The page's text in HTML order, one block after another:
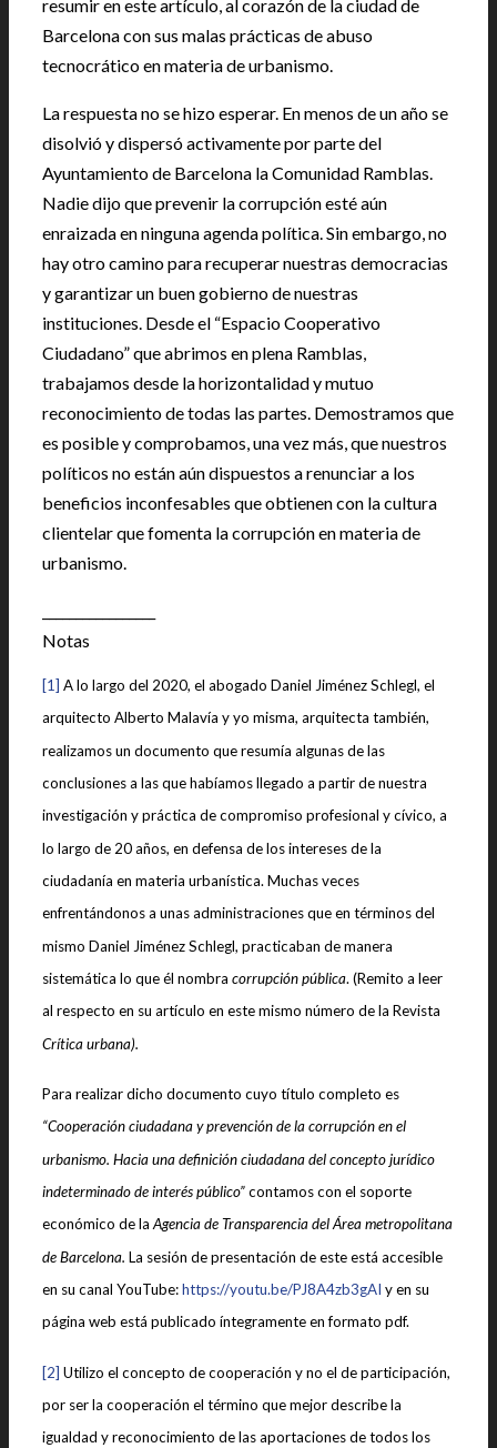
resumir en este artículo, al corazón de la ciudad de
Barcelona con sus malas prácticas de abuso
tecnocrático en materia de urbanismo.
La respuesta no se hizo esperar. En menos de un año se
disolvió y dispersó activamente por parte del
Ayuntamiento de Barcelona la Comunidad Ramblas.
Nadie dijo que prevenir la corrupción esté aún
enraizada en ninguna agenda política. Sin embargo, no
hay otro camino para recuperar nuestras democracias
y garantizar un buen gobierno de nuestras
instituciones. Desde el “Espacio Cooperativo
Ciudadano” que abrimos en plena Ramblas,
trabajamos desde la horizontalidad y mutuo
reconocimiento de todas las partes. Demostramos que
es posible y comprobamos, una vez más, que nuestros
políticos no están aún dispuestos a renunciar a los
beneficios inconfesables que obtienen con la cultura
clientelar que fomenta la corrupción en materia de
urbanismo.
Notas
[1] A lo largo del 2020, el abogado Daniel Jiménez Schlegl, el
arquitecto Alberto Malavía y yo misma, arquitecta también,
realizamos un documento que resumía algunas de las
conclusiones a las que habíamos llegado a partir de nuestra
investigación y práctica de compromiso profesional y cívico, a
lo largo de 20 años, en defensa de los intereses de la
ciudadanía en materia urbanística. Muchas veces
enfrentándonos a unas administraciones que en términos del
mismo Daniel Jiménez Schlegl, practicaban de manera
sistemática lo que él nombra corrupción pública. (Remito a leer
al respecto en su artículo en este mismo número de la Revista
Crítica urbana).
Para realizar dicho documento cuyo título completo es
“Cooperación ciudadana y prevención de la corrupción en el
urbanismo. Hacia una definición ciudadana del concepto jurídico
indeterminado de interés público”contamos con el soporte
económico de laAgencia de Transparencia del Área metropolitana
de Barcelona. La sesión de presentación de este está accesible
en su canal YouTube:https://youtu.be/PJ8A4zb3gAI y en su
página web está publicado íntegramente en formato pdf.
[2] Utilizo el concepto de cooperación y no el de participación,
por ser la cooperación el término que mejor describe la
igualdad y reconocimiento de las aportaciones de todos los